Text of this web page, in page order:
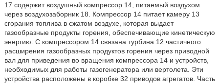
17 содержит воздушный компрессор 14, питаемый воздухом
через воздухозаборник 18. Компрессор 14 питает камеру 13
сгорания топлива в сжатом воздухе, которая выдает
газообразные продукты горения, обеспечивающие кинетическую
энергию. С компрессором 14 связана турбина 12 частичного
расширения газообразных продуктов горения через приводной
вал для приведения во вращения компрессора 14 и устройств,
необходимых для работы газогенератора или вертолета. Эти
устройства расположены в коробке 32 приводов агрегатов. Часть